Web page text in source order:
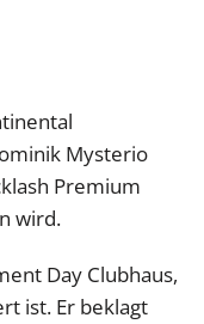
Mysterio
Premium
wird.
Day Clubhaus,
ist. Er beklagt